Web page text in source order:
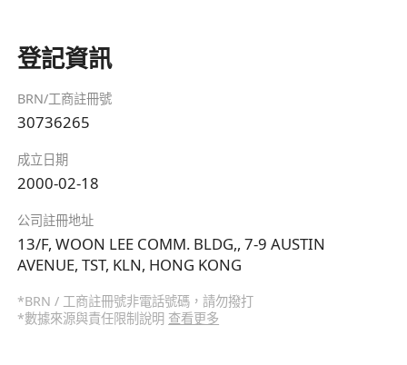
登記資訊
BRN/工商註冊號
30736265
成立日期
2000-02-18
公司註冊地址
13/F, WOON LEE COMM. BLDG,, 7-9 AUSTIN
AVENUE, TST, KLN, HONG KONG
*BRN / 工商註冊號非電話號碼，請勿撥打
*數據來源與責任限制說明 查看更多